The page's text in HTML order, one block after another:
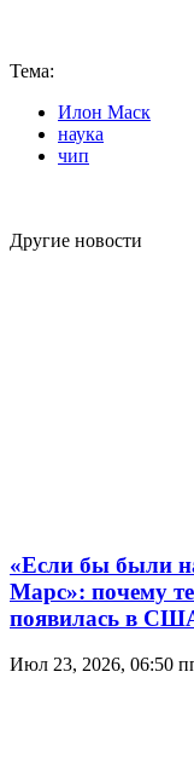
Тема:
Илон Маск
наука
чип
Другие новости
«Если бы были
Марс»: почему
появилась в
Июл 23, 2026, 06:50